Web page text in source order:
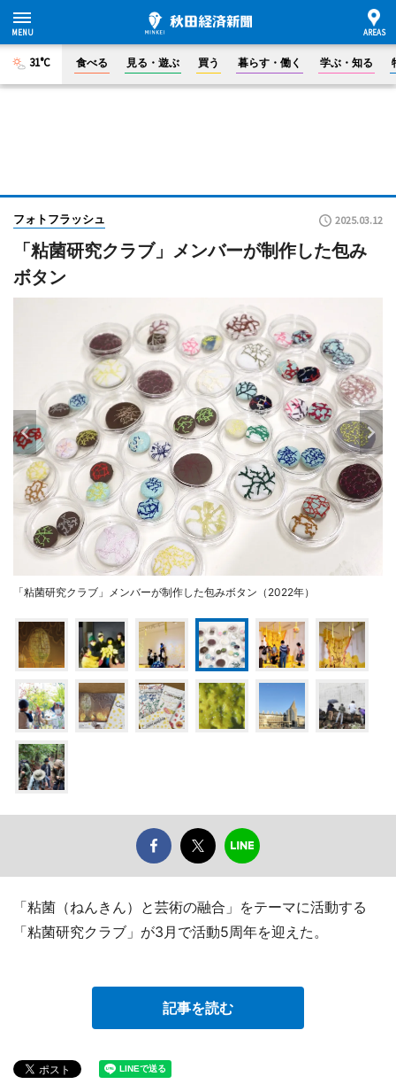
31°C 食べる 見る・遊ぶ 買う 暮らす・働く 学ぶ・知る
フォトフラッシュ 2025.03.12
「粘菌研究クラブ」メンバーが制作した包み
ボタン
「粘菌研究クラブ」メンバーが制作した包みボタン（2022年）
「粘菌（ねんきん）と芸術の融合」をテーマに活動する
「粘菌研究クラブ」が3月で活動5周年を迎えた。
記事を読む